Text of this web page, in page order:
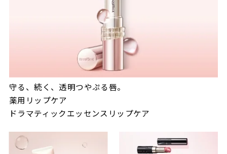
守る、続く、透明つやぷる唇。
薬用リップケア
ドラマティックエッセンスリップケア